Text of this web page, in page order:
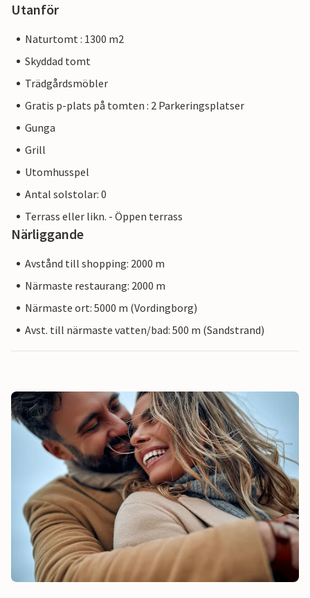
Utanför
Naturtomt : 1300 m2
Skyddad tomt
Trädgårdsmöbler
Gratis p-plats på tomten : 2 Parkeringsplatser
Gunga
Grill
Utomhusspel
Antal solstolar: 0
Terrass eller likn. - Öppen terrass
Närliggande
Avstånd till shopping: 2000 m
Närmaste restaurang: 2000 m
Närmaste ort: 5000 m (Vordingborg)
Avst. till närmaste vatten/bad: 500 m (Sandstrand)